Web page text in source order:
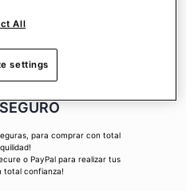
para comprar con total
o PayPal para realizar tus
total confianza!
All
settings